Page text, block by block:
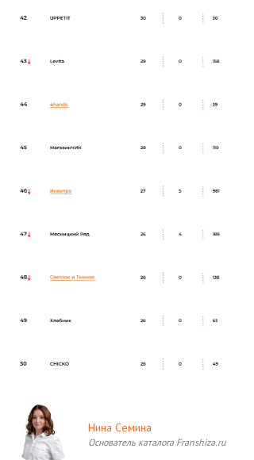
Нина Семина
Основатель каталога Franshiza.ru